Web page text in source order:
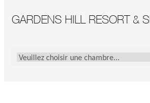
GARDENS HILL RESORT &